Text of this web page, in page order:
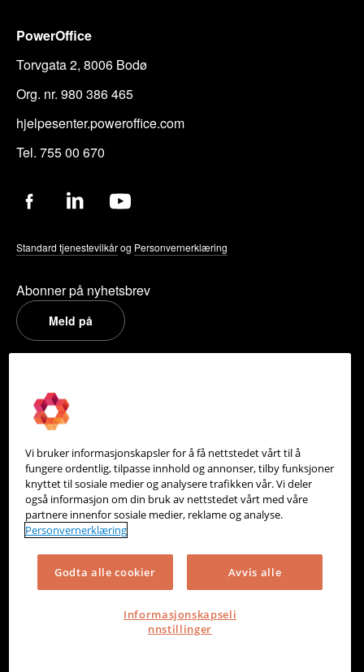
PowerOffice
Torvgata 2, 8006 Bodø
Org. nr. 980 386 465
hjelpesenter.poweroffice.com
Tel. 755 00 670
Standard tjenestevilkårog Personvernerklæring
Abonner på nyhetsbrev
Meld på
Om oss
Partneroversikt
Integrasjoner
Hjelpesenter
Kontakt oss
Personvern
Informasjonskapsler
Vi bruker informasjonskapsler for å få nettstedet vårt til å
fungere ordentlig, tilpasse innhold og annonser, tilby funksjoner
knyttet til sosiale medier og analysere trafikken vår. Vi deler
også informasjon om din bruk av nettstedet vårt med våre
partnere innenfor sosiale medier, reklame og analyse.
Personvernerklæring
Godta alle cookier Avvis alle
Informasjonskapseli
nnstillinger